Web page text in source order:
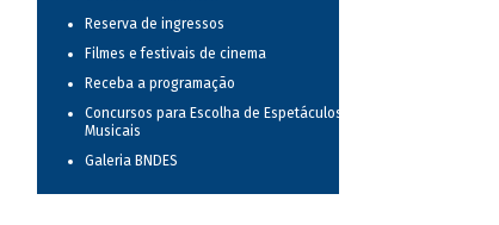
Reserva de ingressos
Filmes e festivais de cinema
Receba a programação
Concursos para Escolha de Espetáculos
Musicais
Galeria BNDES